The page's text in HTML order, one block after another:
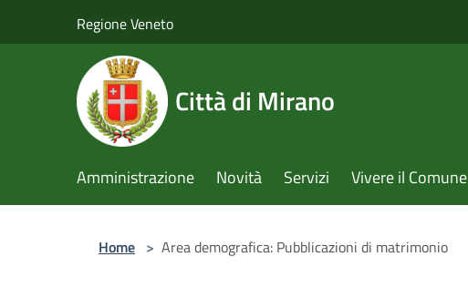
Regione Veneto
Città di Mirano
Amministrazione Novità Servizi Vivere il Comune
Home > Area demografica: Pubblicazioni di matrimonio